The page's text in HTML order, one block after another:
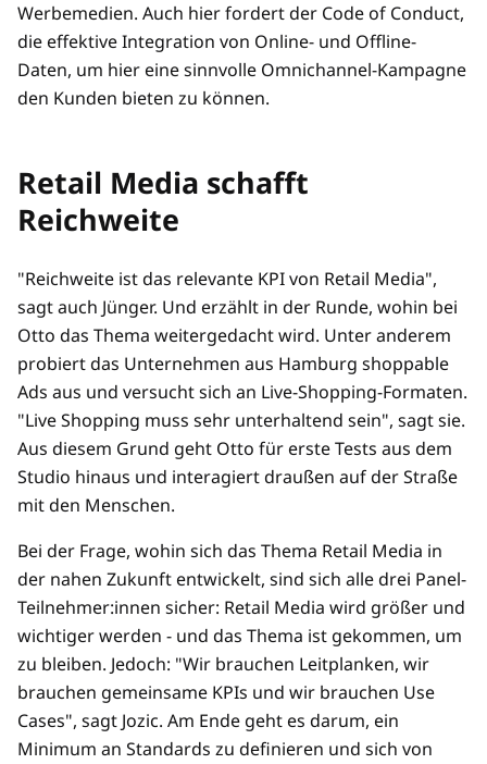
Werbemedien. Auch hier fordert der Code of Conduct,
die effektive Integration von Online- und Offline-
Daten, um hier eine sinnvolle Omnichannel-Kampagne
den Kunden bieten zu können.
Retail Media schafft
Reichweite
"Reichweite ist das relevante KPI von Retail Media",
sagt auch Jünger. Und erzählt in der Runde, wohin bei
Otto das Thema weitergedacht wird. Unter anderem
probiert das Unternehmen aus Hamburg shoppable
Ads aus und versucht sich an Live-Shopping-Formaten.
"Live Shopping muss sehr unterhaltend sein", sagt sie.
Aus diesem Grund geht Otto für erste Tests aus dem
Studio hinaus und interagiert draußen auf der Straße
mit den Menschen.
Bei der Frage, wohin sich das Thema Retail Media in
der nahen Zukunft entwickelt, sind sich alle drei Panel-
Teilnehmer:innen sicher: Retail Media wird größer und
wichtiger werden - und das Thema ist gekommen, um
zu bleiben. Jedoch: "Wir brauchen Leitplanken, wir
brauchen gemeinsame KPIs und wir brauchen Use
Cases", sagt Jozic. Am Ende geht es darum, ein
Minimum an Standards zu definieren und sich von